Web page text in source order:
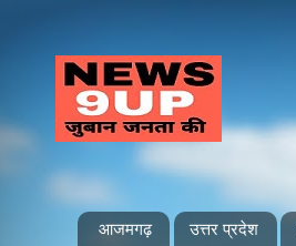
आजमगढ़ उत्तर प्रदेश